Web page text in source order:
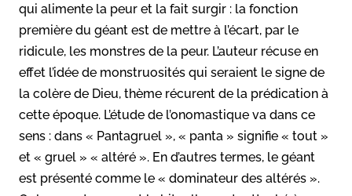
qui alimente la peur et la fait surgir : la fonction
première du géant est de mettre à l’écart, par le
ridicule, les monstres de la peur. L’auteur récuse en
effet l’idée de monstruosités qui seraient le signe de
la colère de Dieu, thème récurent de la prédication à
cette époque. L’étude de l’onomastique va dans ce
sens : dans « Pantagruel », « panta » signifie « tout »
et « gruel » « altéré ». En d’autres termes, le géant
est présenté comme le « dominateur des altérés ».